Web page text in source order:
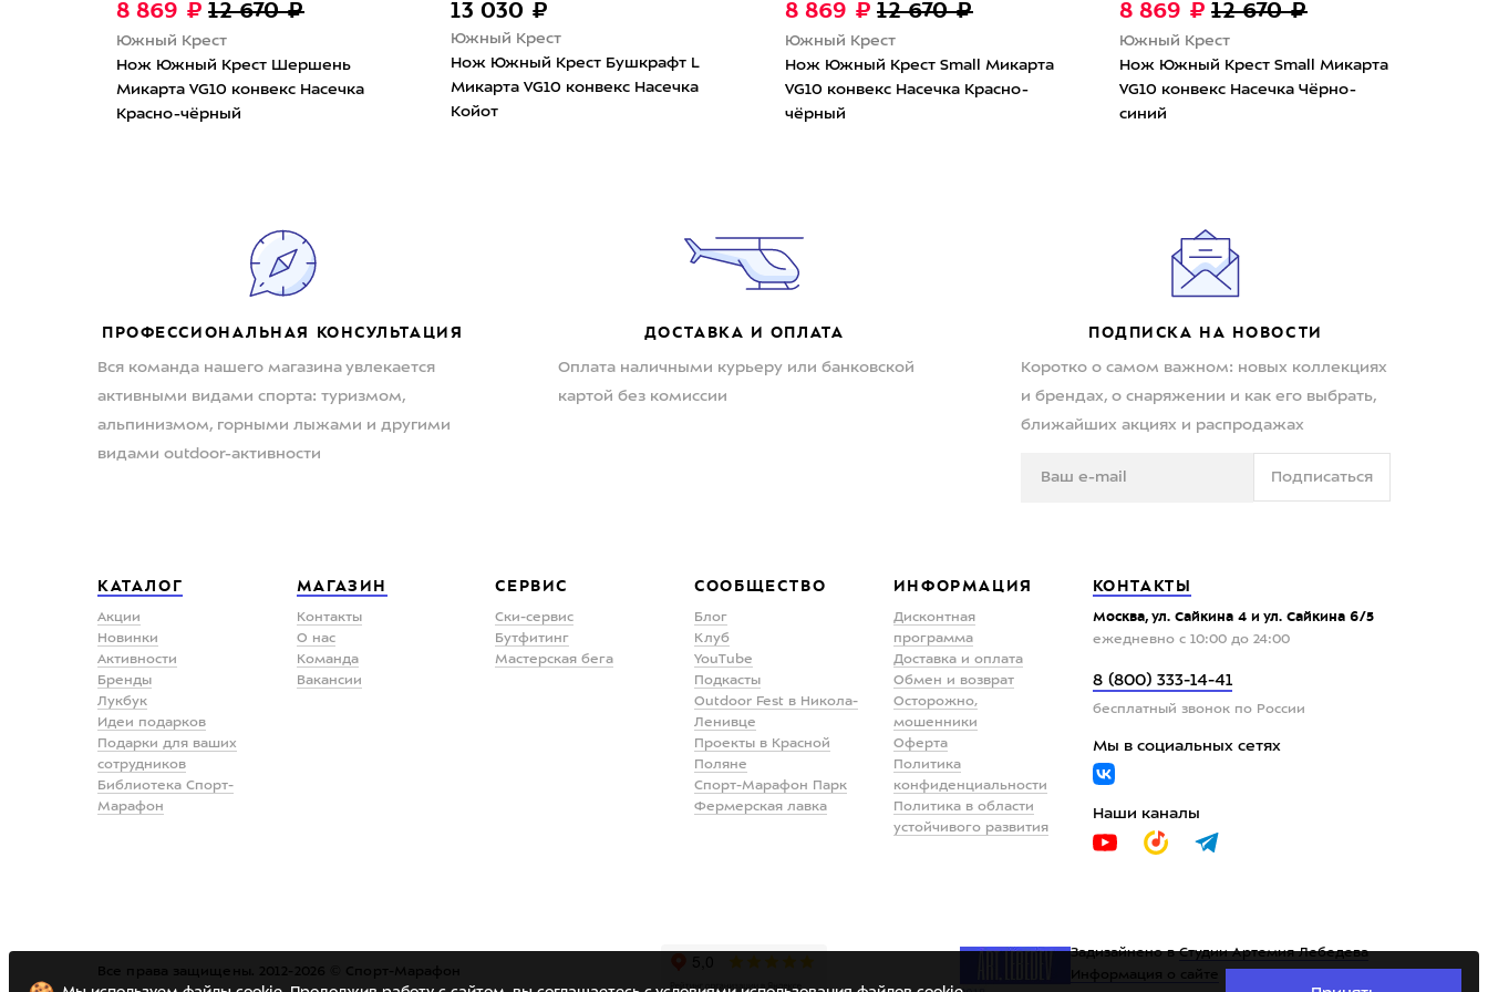
8 869 ₽ 12 670 ₽
Южный Крест
Нож Южный Крест Шершень
Микарта VG10 конвекс Насечка
Красно-чёрный
13 030 ₽
Южный Крест
Нож Южный Крест Бушкрафт L
Микарта VG10 конвекс Насечка
Койот
8 869 ₽ 12 670 ₽
Южный Крест
Нож Южный Крест Small Микарта
VG10 конвекс Насечка Красно-
чёрный
8 869 ₽ 12 670 ₽
Южный Крест
Нож Южный Крест Small Микарта
VG10 конвекс Насечка Чёрно-
синий
ПРОФЕССИОНАЛЬНАЯ КОНСУЛЬТАЦИЯ
Вся команда нашего магазина увлекается
активными видами спорта: туризмом,
альпинизмом, горными лыжами и другими
видами outdoor-активности
ДОСТАВКА И ОПЛАТА
Оплата наличными курьеру или банковской
картой без комиссии
ПОДПИСКА НА НОВОСТИ
Коротко о самом важном: новых коллекциях
и брендах, о снаряжении и как его выбрать,
ближайших акциях и распродажах
Подписаться
КАТАЛОГ
Акции
Новинки
Активности
Бренды
Лукбук
Идеи подарков
Подарки для ваших
сотрудников
Библиотека Спорт-
Марафон
МАГАЗИН
Контакты
О нас
Команда
Вакансии
СЕРВИС
Ски-сервис
Бутфитинг
Мастерская бега
СООБЩЕСТВО
Блог
Клуб
YouTube
Подкасты
Outdoor Fest в Никола-
Ленивце
Проекты в Красной
Поляне
Спорт-Марафон Парк
Фермерская лавка
ИНФОРМАЦИЯ
Дисконтная
программа
Доставка и оплата
Обмен и возврат
Осторожно,
мошенники
Оферта
Политика
конфиденциальности
Политика в области
устойчивого развития
КОНТАКТЫ
Москва, ул. Сайкина 4 и ул. Сайкина 6/5
ежедневно с 10:00 до 24:00
8 (800) 333-14-41
бесплатный звонок по России
Мы в социальных сетях
Наши каналы
Все права защищены. 2012-2026 © Спорт-Марафон
Задизайнено вСтудии Артемия Лебедева
Информация о сайте